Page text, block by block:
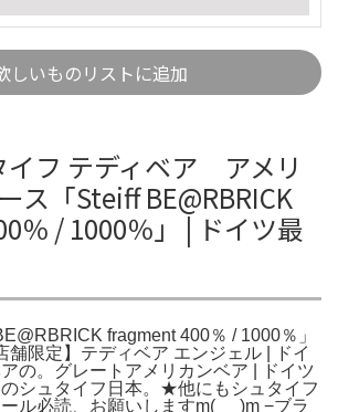
しいものリストに追加
イフ テディベア アメリ
ス「Steiff BE@RBRICK
％ / 1000％」 | ドイツ最
fragment 400％ / 1000％」
舗限定】テディベア エンジェル | ドイ
の。グレートアメリカンベア | ドイツ
シュタイフ日本。★他にもシュタイフ
ル必読、お願いしますm(_ _)m −ブラ